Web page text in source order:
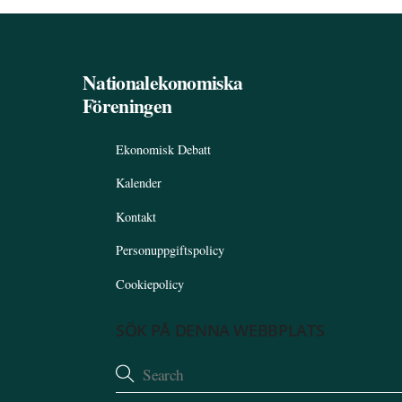
Nationalekonomiska
Föreningen
Ekonomisk Debatt
Kalender
Kontakt
Personuppgiftspolicy
Cookiepolicy
SÖK PÅ DENNA WEBBPLATS